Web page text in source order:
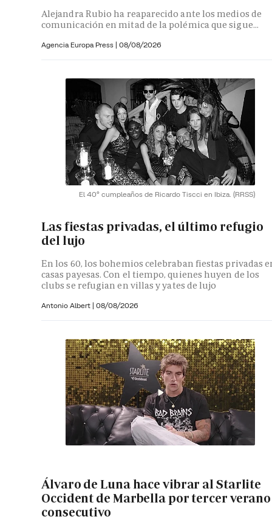
Alejandra Rubio ha reaparecido ante los medios de
comunicación en mitad de la polémica que sigue...
Agencia Europa Press | 08/08/2026
El 40º cumpleaños de Ricardo Tiscci en Ibiza. (RRSS)
Las fiestas privadas, el último refugio
del lujo
En los 60, los bohemios celebraban fiestas privadas
casas payesas. Con el tiempo, quienes huyen de los
clubs se refugian en villas y yates de lujo
Antonio Albert | 08/08/2026
Álvaro de Luna hace vibrar al Starlite
Occident de Marbella por tercer verano
consecutivo